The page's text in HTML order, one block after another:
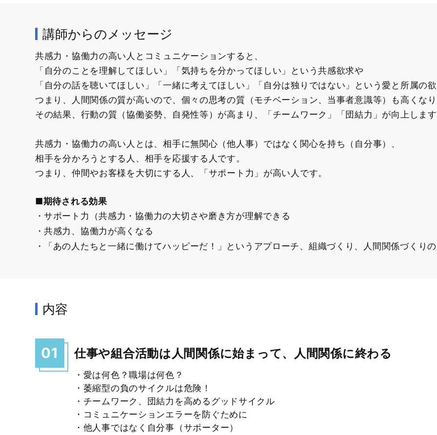
講師からのメッセージ
共感力・協働力の高い人とコミュニケーションすると、
「自分のことを理解してほしい」「気持ちを分かってほしい」という共感欲求や
「自分の話を聴いてほしい」「一緒に考えてほしい」「自分は独りではない」という愛と所属の
つまり、人間関係の質が高いので、個々の思考の質（モチベーション、当事者意識等）も高くな
その結果、行動の質（協働姿勢、自発性等）が高まり、「チームワーク」「団結力」が向上しま
共感力・協働力の高い人とは、相手に無関心（他人事）ではなく関心を持ち（自分事）、
相手を分かろうとする人、相手を応援する人です。
つまり、仲間やお客様を大切にする人、「サポート力」が高い人です。
■期待される効果
サポート力（共感力・協働力の大切さや磨き方が理解できる
共感力、協働力が高くなる
「あの人たちと一緒に働けてハッピーだ！」というアプローチ、組織づくり、人間関係づくり
内容
01 仕事や組合活動は人間関係に始まって、人間関係に終わる
・愛は何色？職場は何色？
・萎縮型の負のサイクルは危険！
・チームワーク、団結力を高めるグッドサイクル
・コミュニケーションエラーを防ぐために
・他人事ではなく自分事（サポーター）